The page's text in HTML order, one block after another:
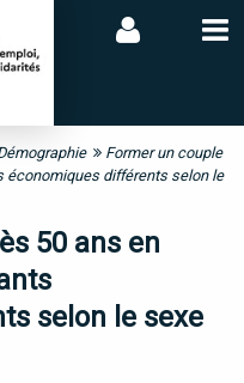
Former un couple
économiques différents selon le
50 ans en
selon le sexe